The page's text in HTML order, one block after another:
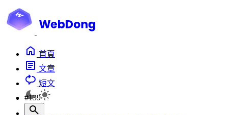
首頁
文章
短文
#139